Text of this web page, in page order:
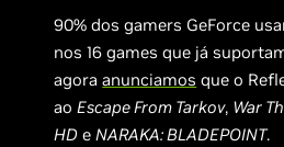
90% dos gamers GeForce
nos 16 games que já
agoraanunciamos que o
aoEscape From Tarkov, War
HD eNARAKA: BLADEPOINT.